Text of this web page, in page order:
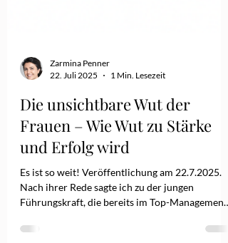
Zarmina Penner
22. Juli 2025
1 Min. Lesezeit
Die unsichtbare Wut der
Frauen – Wie Wut zu Stärke
und Erfolg wird
Es ist so weit! Veröffentlichung am 22.7.2025.
Nach ihrer Rede sagte ich zu der jungen